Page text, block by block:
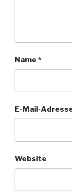
Name *
E-Mail-
Website